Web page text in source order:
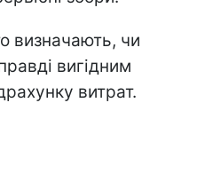
визначають, чи
вигідним
витрат.